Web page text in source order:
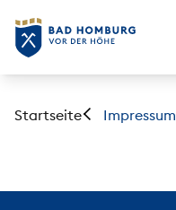
Startseite Impressum